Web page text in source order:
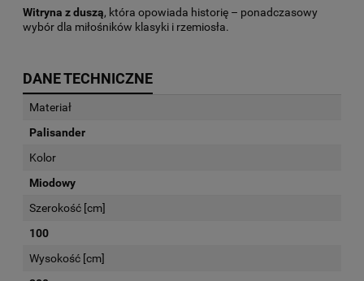
Witryna z duszą, która opowiada historię – ponadczasowy
wybór dla miłośników klasyki i rzemiosła.
DANE TECHNICZNE
Materiał
Palisander
Kolor
Miodowy
Szerokość [cm]
100
Wysokość [cm]